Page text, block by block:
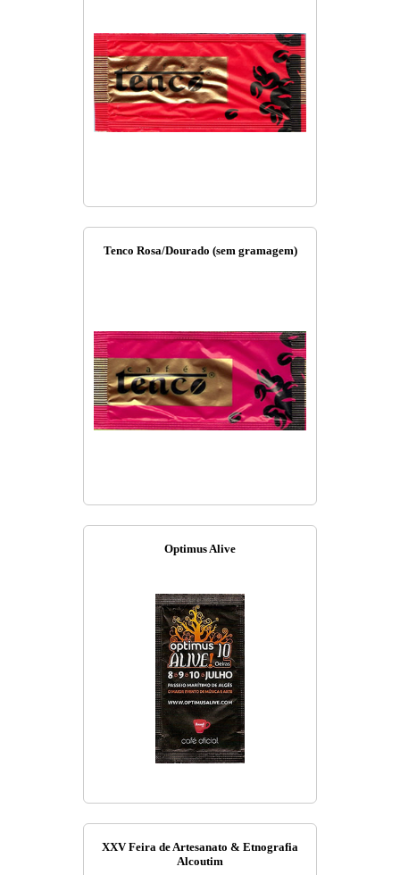
Tenco Rosa/Dourado (sem gramagem)
Optimus Alive
XXV Feira de Artesanato & Etnografia
Alcoutim